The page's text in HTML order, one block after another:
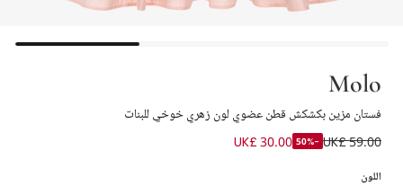
Molo
فستان مزين بكشكش قطن عضوي لون زهري خوخي للبنات
UK£ 59.00
-50%
UK£ 30.00
اللون